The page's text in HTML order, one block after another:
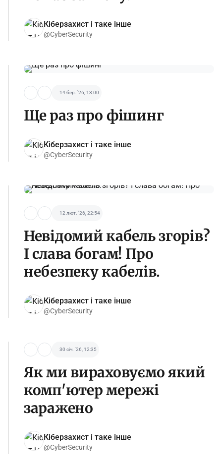
Кіберзахист і таке інше
@CyberSecurity
14 бер. '26, 13:00
Ще раз про фішинг
Кіберзахист і таке інше
@CyberSecurity
12 лют. '26, 22:54
Невідомий кабель згорів?
І слава богам! Про
небезпеку кабелів.
Кіберзахист і таке інше
@CyberSecurity
30 січ. '26, 12:35
Як ми вираховуємо який
комп'ютер мережі
заражено
Кіберзахист і таке інше
@CyberSecurity